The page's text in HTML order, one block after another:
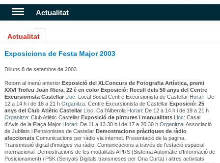
Actualitat
Actualitat
Exposicions de Festa Major 2003
Dilluns 8 de setembre de 2003
Retorn al menú anterior Exposició del XLConcurs de Fotografia Artística, premi
XXVI Trofeu Joan Riera, 22 è en color Exposició: Recull dels 50 anys del Centre
Excursionista Castellar Lloc: Local Social Centre Excursionista de Castellar Horari: De
12 a 14 h i de 18 a 21 h Organitza: Centre Excursionista de Castellar Exposició: 25
anys del Club Atlètic Castellar Lloc: Ca l'Alberola Horari: De 12 a 14 h i de 19 a 21 h
Organitza: Club Atlètic Castellar Exposició de pintures i manualitats Lloc: Casal
d'Avis de la Plaça Major Horari: De 11 a 13.30 h i de 17 a 20.30 h Organitza: Associació
de Jubilats i Pensionistes de Castellar Demostracions pràctiques de ràdio
afeccionatsComunicacions per ràdio via internet. Presentació de la pagina.
Transmissió digital d'imatges via ràdio. Comunicacions a través de l'estació espacial
internacional. Demostracions de les modalitats APRS (Sistema Automàtic d'Informació de
Posicionament) i PSK (Senyals Digitals transmeses per Ona Curta) i altres activitats